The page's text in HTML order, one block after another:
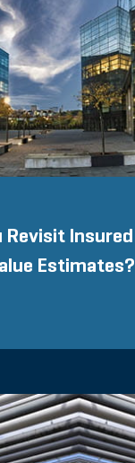
Revisit Insured
Estimates?